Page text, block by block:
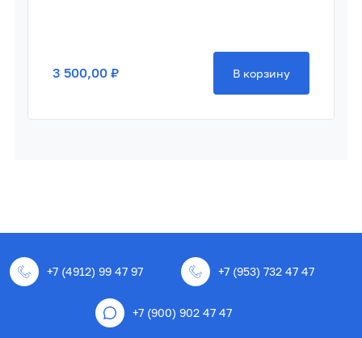
3 500,00 ₽ В корзину
+7 (4912) 99 47 97 +7 (953) 732 47 47
+7 (900) 902 47 47